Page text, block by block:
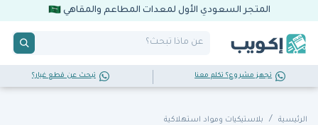
المتجر السعودي الأول لمعدات المطاعم والمقاهي
تجهز مشروع؟ تكلم معنا تبحث عن قطع غيار؟
الرئيسية بلاستيكيات ومواد استهلاكية